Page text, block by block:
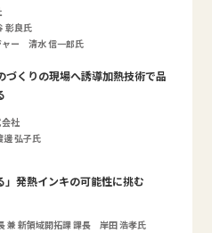
彰良氏
ャー 清水 信一郎氏
づくりの現場へ誘導加熱技術で品
社
邊 弘子氏
」発熱インキの可能性に挑む
兼 新領域開拓課 課長 岸田 浩孝氏